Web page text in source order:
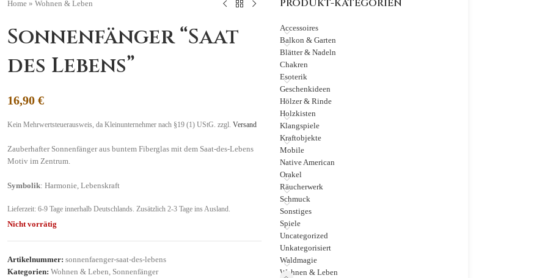
Home »Wohnen & Leben
Sonnenfänger “Saat
des Lebens”
16,90€
Kein Mehrwertsteuerausweis, da Kleinunternehmer nach §19 (1) UStG. zzgl.Versand
Zauberhafter Sonnenfänger aus buntem Fiberglas mit dem Saat-des-Lebens
Motiv im Zentrum.
Symbolik: Harmonie, Lebenskraft
Lieferzeit:6-9 Tage innerhalb Deutschlands. Zusätzlich 2-3 Tage ins Ausland.
Nicht vorrätig
Artikelnummer:sonnenfaenger-saat-des-lebens
Kategorien: Wohnen & Leben Sonnenfänger
PRODUKT-KATEGORIEN
Accessoires
Balkon & Garten
Blätter & Nadeln
Chakren
Esoterik
Geschenkideen
Hölzer & Rinde
Holzkisten
Klangspiele
Kraftobjekte
Mobile
Native American
Orakel
Räucherwerk
Schmuck
Sonstiges
Spiele
Uncategorized
Unkategorisiert
Waldmagie
Wohnen & Leben